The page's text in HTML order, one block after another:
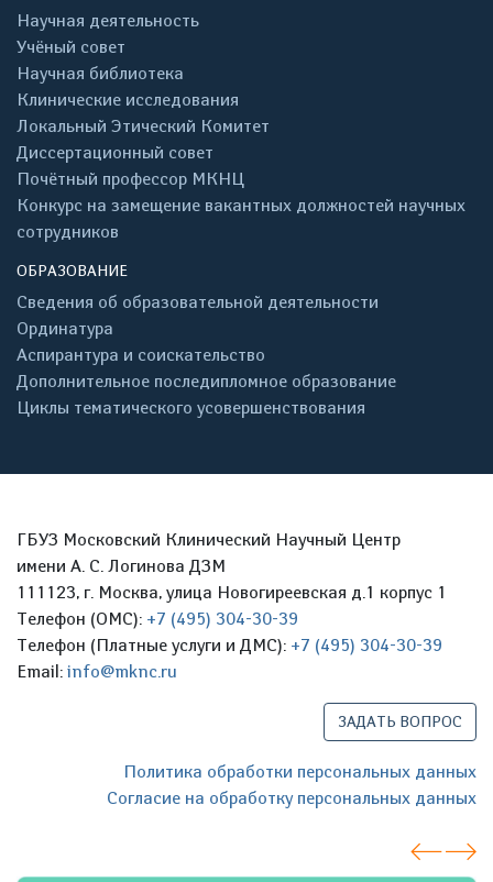
Научная деятельность
Учёный совет
Научная библиотека
Клинические исследования
Локальный Этический Комитет
Диссертационный совет
Почётный профессор МКНЦ
Конкурс на замещение вакантных должностей научных
сотрудников
ОБРАЗОВАНИЕ
Сведения об образовательной деятельности
Ординатура
Аспирантура и соискательство
Дополнительное последипломное образование
Циклы тематического усовершенствования
ГБУЗ Московский Клинический Научный Центр
имени А. С. Логинова ДЗМ
111123, г. Москва, улица Новогиреевская д.1 корпус 1
Телефон (ОМС): +7 (495) 304-30-39
Телефон (Платные услуги и ДМС): +7 (495) 304-30-39
Email: info@mknc.ru
ЗАДАТЬ ВОПРОС
Политика обработки персональных данных
Согласие на обработку персональных данных